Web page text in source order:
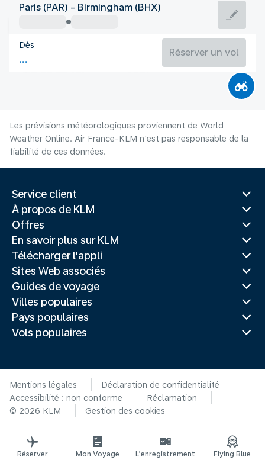
Royaume Uni
Birmingham
Royaume Uni
Durée du vol
Paris (PAR) - Birmingham (BHX)
Dès
Réserver un vol
Les prévisions météorologiques proviennent de World
Weather Online. Air France-KLM n'est pas responsable de la
fiabilité de ces données.
Service client
À propos de KLM
Offres
En savoir plus sur KLM
Télécharger l'appli
Sites Web associés
Guides de voyage
Villes populaires
Pays populaires
Vols populaires
Mentions légales
Déclaration de confidentialité
Accessibilité : non conforme
Réclamation
© 2026 KLM
Gestion des cookies
Réserver Mon Voyage L’enregistrement Flying Blue